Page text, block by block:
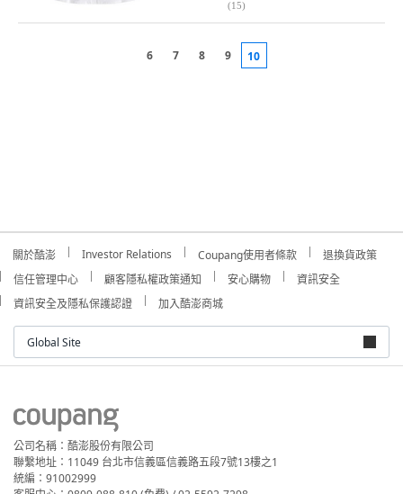
(15)
6 7 8 9 10
關於酷澎 Investor Relations Coupang使用者條款
退換貨政策
信任管理中心
顧客隱私權政策通知 安心購物
資訊安全
資訊安全及隱私保護認證
加入酷澎商城
Global Site
公司名稱：酷澎股份有限公司
聯繫地址：11049 台北市信義區信義路五段7號13樓之1
統編：91002999